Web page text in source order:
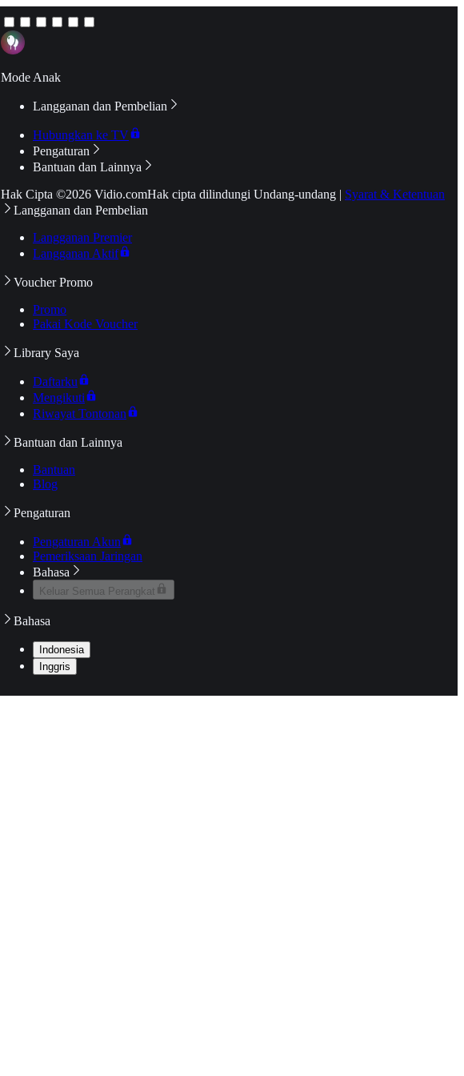
Mode Anak
Langganan dan Pembelian
Hubungkan ke TV
Pengaturan
Bantuan dan Lainnya
Hak Cipta ©2026 Vidio.comHak cipta dilindungi Undang-undang | Syarat & Ketentuan
Langganan dan Pembelian
Langganan Premier
Langganan Aktif
Voucher Promo
Promo
Pakai Kode Voucher
Library Saya
Daftarku
Mengikuti
Riwayat Tontonan
Bantuan dan Lainnya
Bantuan
Blog
Pengaturan
Pengaturan Akun
Pemeriksaan Jaringan
Bahasa
Keluar Semua Perangkat
Bahasa
Indonesia
Inggris